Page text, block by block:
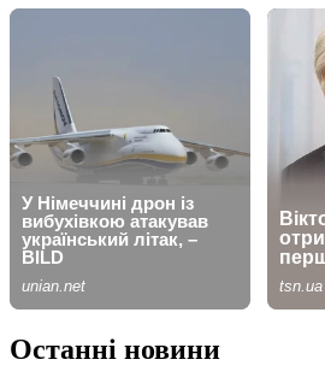
Останні новини